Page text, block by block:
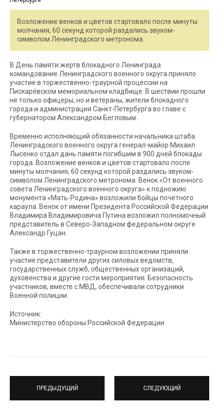
Возложение венков и цветов стартовало после минуты
молчания, 60 секунд которой раздались звуком-
символом Ленинградского метронома.
В День памяти жертв блокадного Ленинграда
командование Ленинградского военного округа приняло
участие в торжественно-траурной процессии на
Пискарёвском мемориальном кладбище. В шествии прошли
не только офицеры, но и ветераны, жители блокадного
города и администрация Санкт-Петербурга во главе с
губернатором Александром Бегловым.
Временно исполняющий обязанности начальника штаба
Ленинградского военного округа генерал-майор Михаил
Лысенко отдал дань памяти погибшим в 900 дней блокады
города. Возложение венков и цветов стартовало после
минуты молчания, 60 секунд которой раздались звуком-
символом Ленинградского метронома. Венок «От военного
совета Ленинградского военного округа» к подножию
монумента «Мать-Родина» возложили бойцы почётного
караула. Венок от имени Президента Российской Федерации
Владимира Владимировича Путина возложил полномочный
представитель в Северо-Западном федеральном округе
Александр Гуцан.
Также в торжественно-траурном возложении приняли
участие представители других силовых ведомств,
государственных служб, общественных организаций,
духовенства и другие гости мероприятия. Безопасность
участников, вместе с МВД, обеспечивали сотрудники
Военной полиции.
Источник:
Министерство обороны Российской Федерации
ПРЕДЫДУЩИЙ СЛЕДУЮЩИЙ